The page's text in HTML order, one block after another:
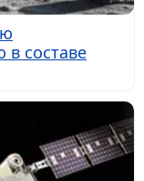
составе